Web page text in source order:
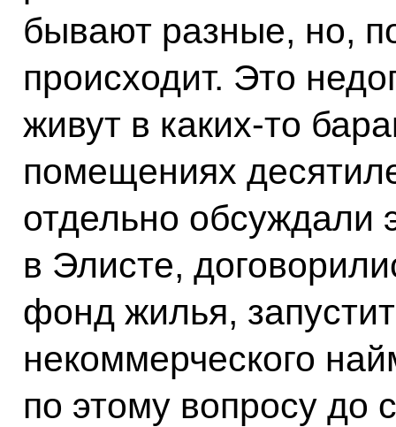
бывают разные, но,
происходит. Это
живут в каких‑то
помещениях
отдельно обсуждали
в Элисте,
фонд жилья,
некоммерческого
по этому вопросу до